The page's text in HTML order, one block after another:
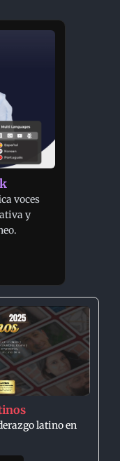
voces
y
latino en